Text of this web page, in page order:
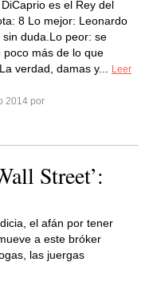
es el Rey del
8 Lo mejor: Leonardo
sin duda.Lo peor: se
poco más de lo que
verdad, damas y...
Leer
2014 por
Street’:
el afán por tener
a este bróker
las juergas